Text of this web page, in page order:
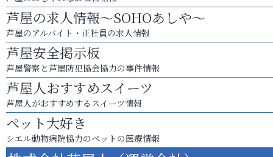
芦屋の求人情報～SOHOあしや～
芦屋のアルバイト・正社員の求人情報
芦屋安全掲示板
芦屋警察と芦屋防犯協会協力の事件情報
芦屋人おすすめスイーツ
芦屋人がおすすめするスイーツ情報
ペット大好き
シエル動物病院協力のペットの医療情報